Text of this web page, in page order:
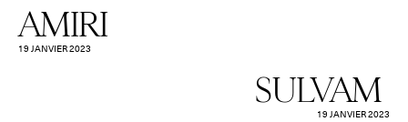
AMIRI
19 JANVIER 2023
SULVAM
19 JANVIER 2023